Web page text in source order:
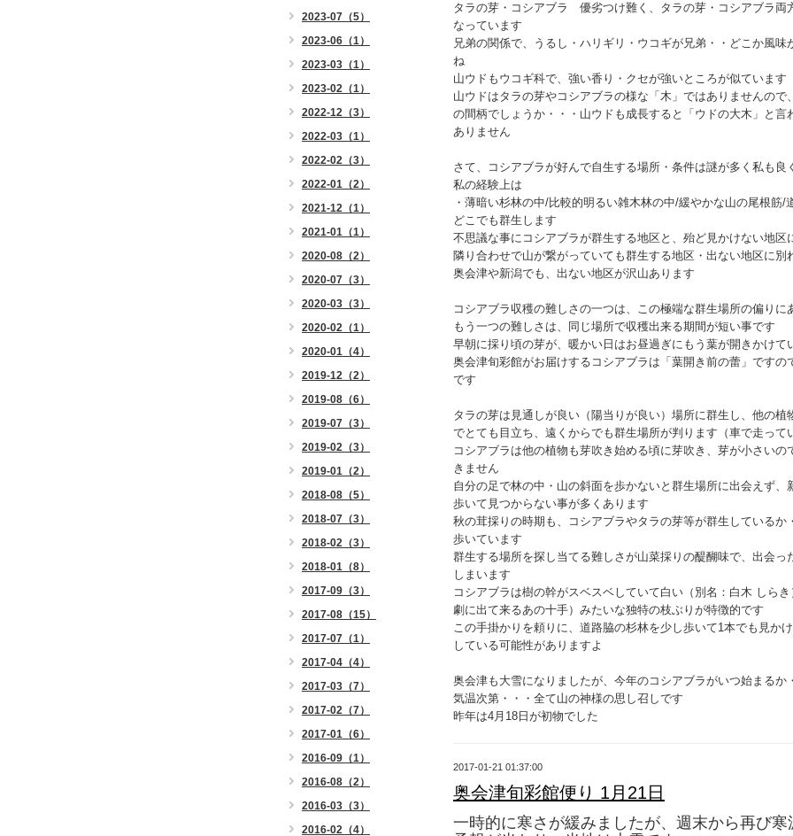
タラの芽・コシアブラ 優劣つけ難く、タラの芽・コシアブラ両
なっています
兄弟の関係で、うるし・ハリギリ・ウコギが兄弟・・どこか風味
ね
山ウドもウコギ科で、強い香り・クセが強いところが似ています
山ウドはタラの芽やコシアブラの様な「木」ではありませんので
の間柄でしょうか・・・山ウドも成長すると「ウドの大木」と言
ありません
さて、コシアブラが好んで自生する場所・条件は謎が多く私も良
私の経験上は
・薄暗い杉林の中/比較的明るい雑木林の中/緩やかな山の尾根筋/
どこでも群生します
不思議な事にコシアブラが群生する地区と、殆ど見かけない地区
隣り合わせで山が繋がっていても群生する地区・出ない地区に別
奥会津や新潟でも、出ない地区が沢山あります
コシアブラ収穫の難しさの一つは、この極端な群生場所の偏りに
もう一つの難しさは、同じ場所で収穫出来る期間が短い事です
早朝に採り頃の芽が、暖かい日はお昼過ぎにもう葉が開きかけて
奥会津旬彩館がお届けするコシアブラは「葉開き前の蕾」ですの
です
タラの芽は見通しが良い（陽当りが良い）場所に群生し、他の植
でとても目立ち、遠くからでも群生場所が判ります（車で走って
コシアブラは他の植物も芽吹き始める頃に芽吹き、芽が小さいの
きません
自分の足で林の中・山の斜面を歩かないと群生場所に出会えず、
歩いて見つからない事が多くあります
秋の茸採りの時期も、コシアブラやタラの芽等が群生しているか
歩いています
群生する場所を探し当てる難しさが山菜採りの醍醐味で、出会っ
しまいます
コシアブラは樹の幹がスベスベしていて白い（別名：白木 しら
劇に出て来るあの十手）みたいな独特の枝ぶりが特徴的です
この手掛かりを頼りに、道路脇の杉林を少し歩いて1本でも見か
している可能性がありますよ
奥会津も大雪になりましたが、今年のコシアブラがいつ始まるか
気温次第・・・全て山の神様の思し召しです
昨年は4月18日が初物でした
2017-01-21 01:37:00
奥会津旬彩館便り 1月21日
一時的に寒さが緩みましたが、週末から再び寒
2023-07（5）
2023-06（1）
2023-03（1）
2023-02（1）
2022-12（3）
2022-03（1）
2022-02（3）
2022-01（2）
2021-12（1）
2021-01（1）
2020-08（2）
2020-07（3）
2020-03（3）
2020-02（1）
2020-01（4）
2019-12（2）
2019-08（6）
2019-07（3）
2019-02（3）
2019-01（2）
2018-08（5）
2018-07（3）
2018-02（3）
2018-01（8）
2017-09（3）
2017-08（15）
2017-07（1）
2017-04（4）
2017-03（7）
2017-02（7）
2017-01（6）
2016-09（1）
2016-08（2）
2016-03（3）
2016-02（4）